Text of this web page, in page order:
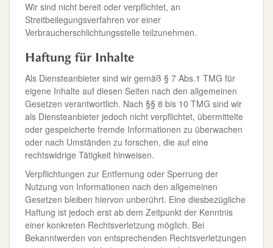
Wir sind nicht bereit oder verpflichtet, an
Streitbeilegungsverfahren vor einer
Verbraucherschlichtungsstelle teilzunehmen.
Haftung für Inhalte
Als Diensteanbieter sind wir gemäß § 7 Abs.1 TMG für
eigene Inhalte auf diesen Seiten nach den allgemeinen
Gesetzen verantwortlich. Nach §§ 8 bis 10 TMG sind wir
als Diensteanbieter jedoch nicht verpflichtet, übermittelte
oder gespeicherte fremde Informationen zu überwachen
oder nach Umständen zu forschen, die auf eine
rechtswidrige Tätigkeit hinweisen.
Verpflichtungen zur Entfernung oder Sperrung der
Nutzung von Informationen nach den allgemeinen
Gesetzen bleiben hiervon unberührt. Eine diesbezügliche
Haftung ist jedoch erst ab dem Zeitpunkt der Kenntnis
einer konkreten Rechtsverletzung möglich. Bei
Bekanntwerden von entsprechenden Rechtsverletzungen